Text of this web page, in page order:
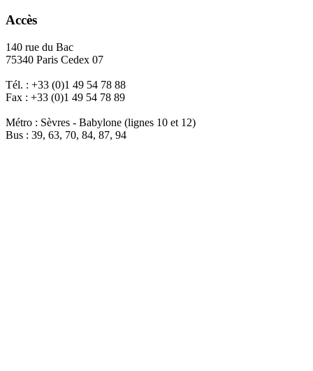
Accès
140 rue du Bac
75340 Paris Cedex 07
Tél. : +33 (0)1 49 54 78 88
Fax : +33 (0)1 49 54 78 89
Métro : Sèvres - Babylone (lignes 10 et 12)
Bus : 39, 63, 70, 84, 87, 94